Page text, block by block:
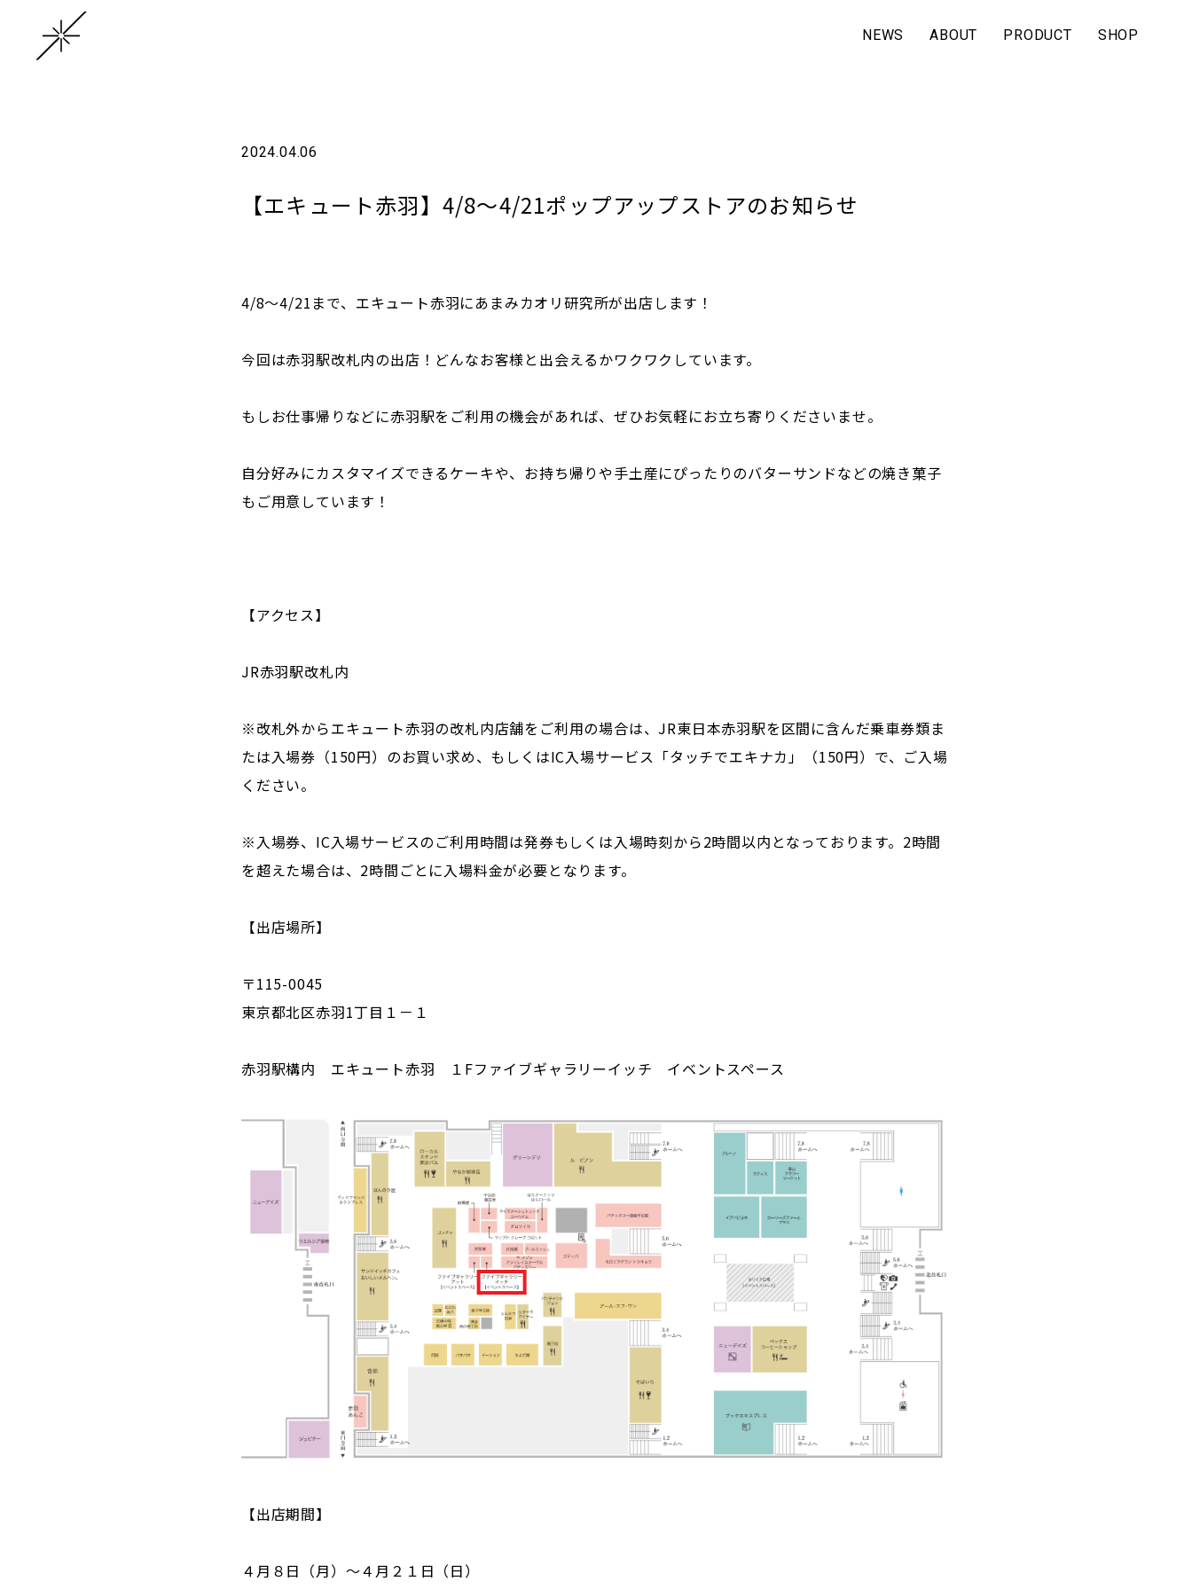
NEWS ABOUT PRODUCT SHOP
2024.04.06
【エキュート赤羽】4/8～4/21ポップアップストアのお知らせ
4/8～4/21まで、エキュート赤羽にあまみカオリ研究所が出店します！
今回は赤羽駅改札内の出店！どんなお客様と出会えるかワクワクしています。
もしお仕事帰りなどに赤羽駅をご利用の機会があれば、ぜひお気軽にお立ち寄りくださいませ。
自分好みにカスタマイズできるケーキや、お持ち帰りや手土産にぴったりのバターサンドなどの焼き菓子
もご用意しています！
【アクセス】
JR赤羽駅改札内
※改札外からエキュート赤羽の改札内店舗をご利用の場合は、JR東日本赤羽駅を区間に含んだ乗車券類ま
たは入場券（150円）のお買い求め、もしくはIC入場サービス「タッチでエキナカ」（150円）で、ご入場
ください。
※入場券、IC入場サービスのご利用時間は発券もしくは入場時刻から2時間以内となっております。2時間
を超えた場合は、2時間ごとに入場料金が必要となります。
【出店場所】
〒115-0045
東京都北区赤羽1丁目１－１
赤羽駅構内 エキュート赤羽 １Fファイブギャラリーイッチ イベントスペース
【出店期間】
４月８日（月）～４月２１日（日）